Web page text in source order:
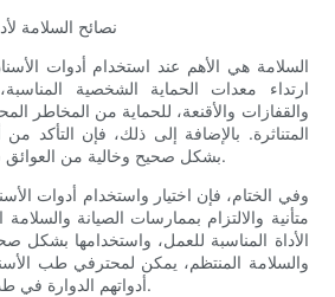
نصائح السلامة
السلامة هي الأهم عند استخدام أدوات
ارتداء معدات الحماية الشخصية
والقفازات والأقنعة، للحماية من المخاطر
المتناثرة. بالإضافة إلى ذلك، فإن التأكد
بشكل صحيح وخالية من العوائق سيساعد في منع الحوادث.
وفي الختام، فإن اختيار واستخدام أدوات
متأنية والالتزام بممارسات الصيانة
الأداة المناسبة للعمل، واستخدامها بشكل
والسلامة المنتظم، يمكن لمحترفي طب
أدواتهم الدوارة في طب الأسنان لسنوات قادمة.